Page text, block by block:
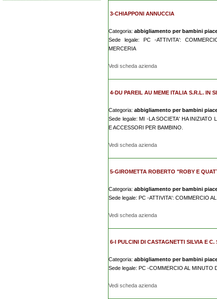
3-CHIAPPONI ANNUCCIA
Categoria: abbigliamento per bambini
Sede legale: PC -ATTIVITA':
MERCERIA
Vedi scheda azienda
4-DU PAREIL AU MEME ITALIA S.R.L. IN
Categoria: abbigliamento per bambini
Sede legale: MI -LA SOCIETA' HA INIZIATO
E ACCESSORI PER BAMBINO.
Vedi scheda azienda
5-GIROMETTA ROBERTO "ROBY E
Categoria: abbigliamento per bambini
Sede legale: PC -ATTIVITA': COMMERCIO
Vedi scheda azienda
6-I PULCINI DI CASTAGNETTI SILVIA E C.
Categoria: abbigliamento per bambini
Sede legale: PC -COMMERCIO AL MINUTO
Vedi scheda azienda